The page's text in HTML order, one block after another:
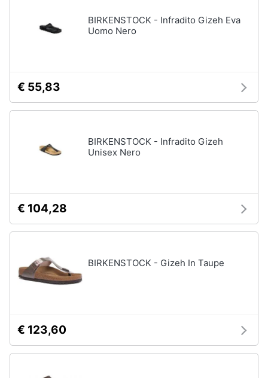
BIRKENSTOCK - Infradito Gizeh Eva
Uomo Nero
€ 55,83
BIRKENSTOCK - Infradito Gizeh
Unisex Nero
€ 104,28
BIRKENSTOCK - Gizeh In Taupe
€ 123,60